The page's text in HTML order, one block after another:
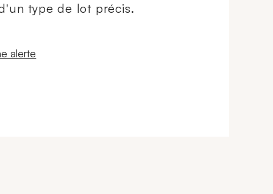
type de lot précis.
fenêtre
alerte